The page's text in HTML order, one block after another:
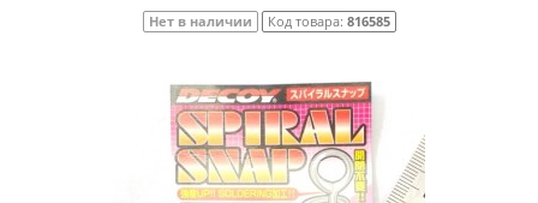
Нет в наличии Код товара: 816585